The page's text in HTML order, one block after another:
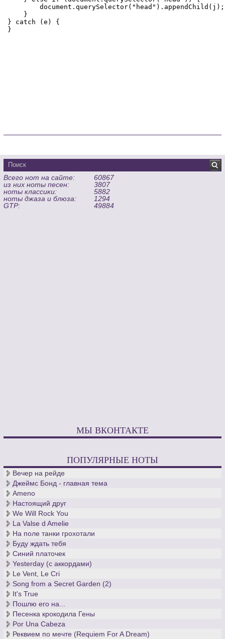
Всего нот на сайте:
60867
из них ноты песен:
3807
ноты классики:
5882
ноты джаза и блюза:
1294
GTP:
49884
МЫ ВКОНТАКТЕ
ПОПУЛЯРНЫЕ НОТЫ
Вечер на рейде
Джеймс Бонд - главная тема
Ameno
Настоящий друг
We Will Rock You
La Valse d Amelie
На поле танки грохотали
Буду ждать тебя
Синий платочек
Yesterday (с аккордами)
Le Vent, Le Cri
Song from a Secret Garden (2)
It's True
Пошлю его на...
Песенка крокодила Гены
Por Una Cabeza
Реквием по мечте (Requiem For A Dream)